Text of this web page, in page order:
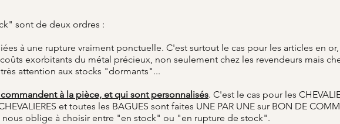
sont de deux ordres :​
à une rupture vraiment ponctuelle. C'est surtout le cas pour les articles en
exorbitants du métal précieux, non seulement chez les revendeurs mais
attention aux stocks "dormants"...
à la pièce, et qui sont personnalisés. C'est le cas pour les
et toutes les BAGUES sont faites UNE PAR UNE sur BON DE
nous oblige à choisir entre "en stock" ou "en rupture de stock".